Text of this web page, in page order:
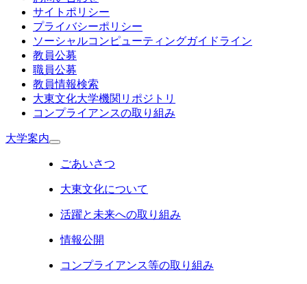
サイトポリシー
プライバシーポリシー
ソーシャルコンピューティングガイドライン
教員公募
職員公募
教員情報検索
大東文化大学機関リポジトリ
コンプライアンスの取り組み
大学案内
ごあいさつ
大東文化について
活躍と未来への取り組み
情報公開
コンプライアンス等の取り組み